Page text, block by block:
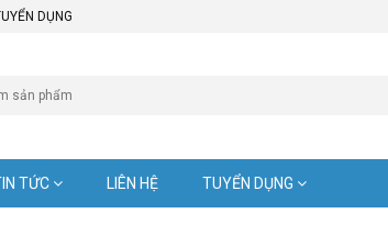
DỤNG
TỨC LIÊN HỆ TUYỂN DỤNG